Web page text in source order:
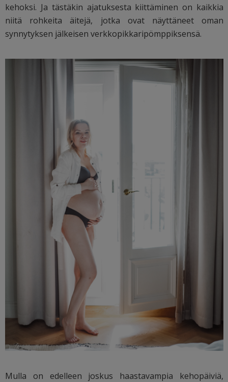
kehoksi. Ja tästäkin ajatuksesta kiittäminen on kaikkia
niitä rohkeita äitejä, jotka ovat näyttäneet oman
synnytyksen jälkeisen verkkopikkaripömppiksensä.
Mulla on edelleen joskus haastavampia kehopäiviä,